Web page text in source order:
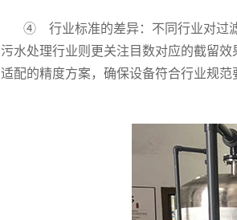
④ 行业标准的差异：不同行业对过
污水处理行业则更关注目数对应的截留
适配的精度方案，确保设备符合行业规范